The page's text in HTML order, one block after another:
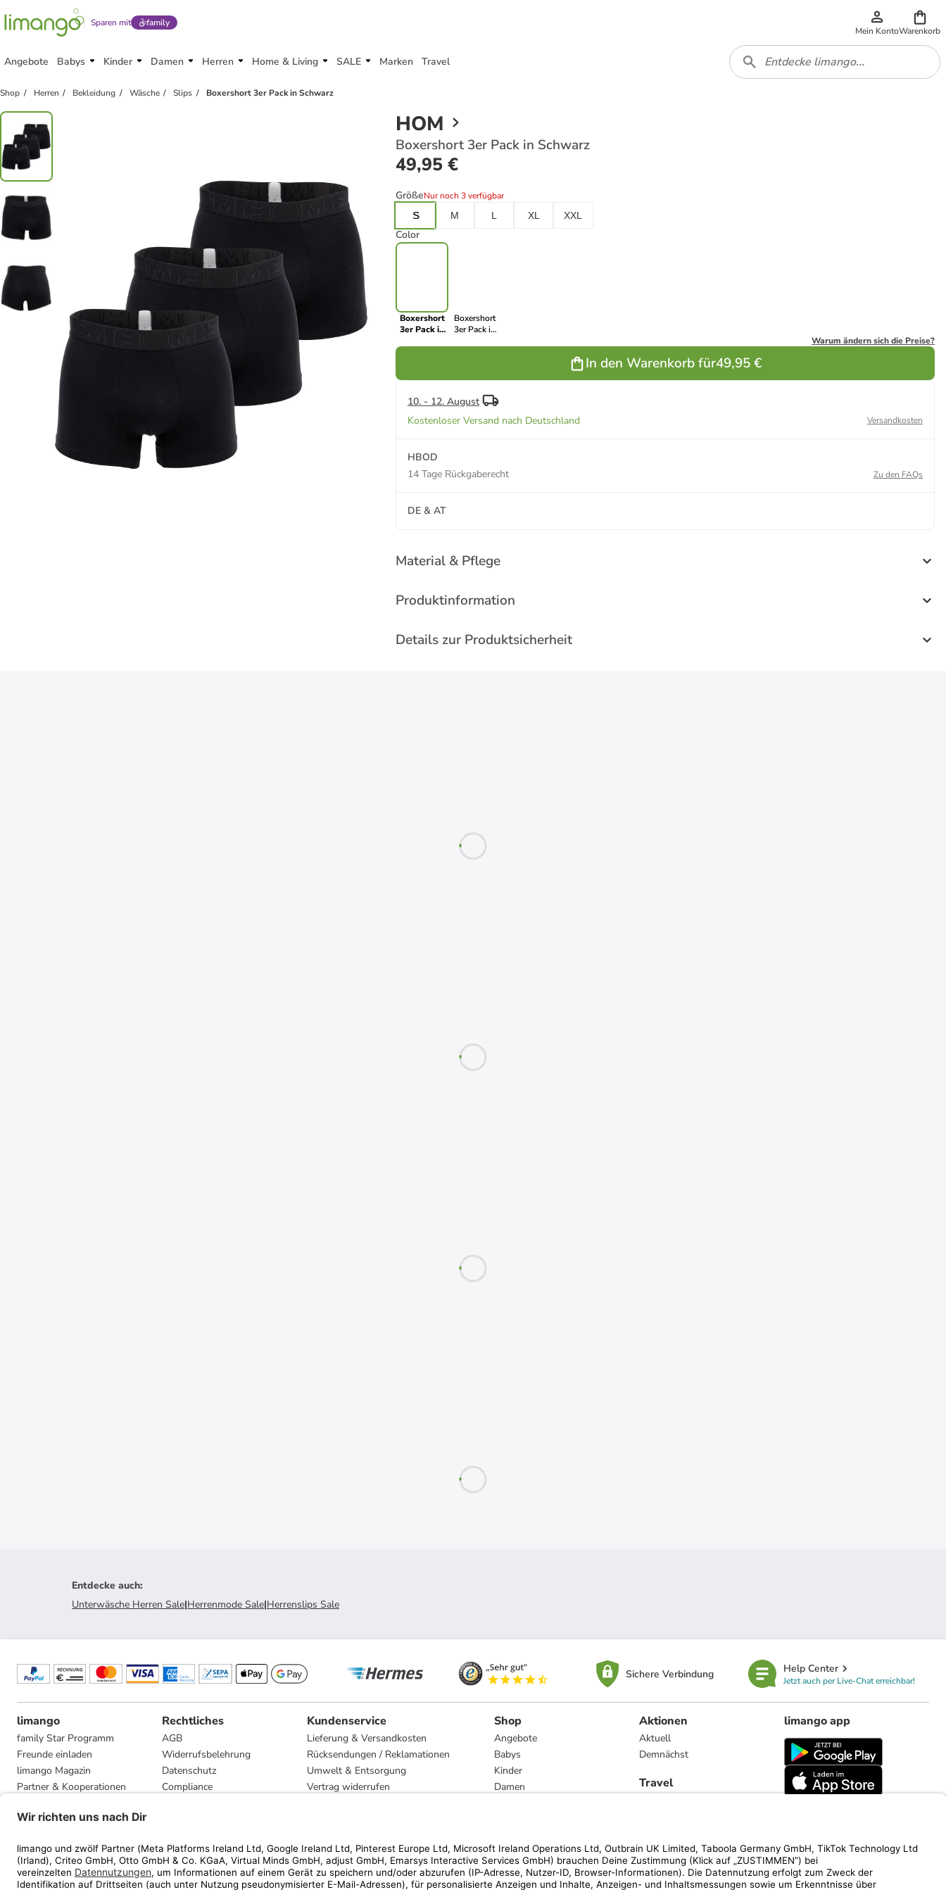
Sparen mit family
Mein KontoWarenkorb
Angebote Babys Kinder Damen Herren Home & Living SALE Marken Travel
Shop Herren Bekleidung Wäsche Slips Boxershort 3er Pack in Schwarz
HOM
Boxershort 3er Pack in Schwarz
49,95 €
GrößeNur noch 3 verfügbar
S
M L XL XXL
Color
Boxershort
3er Pack in
Boxershort
3er Pack in
Warum ändern sich die Preise?
In den Warenkorb für49,95 €
10. - 12. August
Kostenloser Versand nach Deutschland
Versandkosten
HBOD
14 Tage Rückgaberecht
Zu den FAQs
DE & AT
Material & Pflege
Produktinformation
Details zur Produktsicherheit
Entdecke auch:
Unterwäsche Herren Sale|Herrenmode Sale|Herrenslips Sale
Sichere Verbindung Help Center
Jetzt auch per Live-Chat erreichbar!
limango
family Star Programm
Freunde einladen
limango Magazin
Partner & Kooperationen
Presse
Rechtliches
AGB
Widerrufsbelehrung
Datenschutz
Compliance
Kundenservice
Lieferung & Versandkosten
Rücksendungen / Reklamationen
Umwelt & Entsorgung
Vertrag widerrufen
Shop
Angebote
Babys
Kinder
Damen
Marken
Aktionen
Aktuell
Demnächst
Travel
limango app